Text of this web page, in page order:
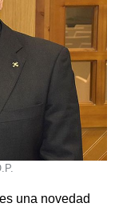
una novedad